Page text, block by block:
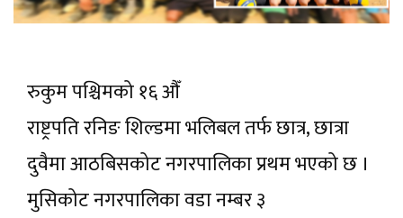
रुकुम पश्चिमको १६ औँ
राष्ट्रपति रनिङ शिल्डमा भलिबल तर्फ छात्र, छात्रा
दुवैमा आठबिसकोट नगरपालिका प्रथम भएको छ ।
मुसिकोट नगरपालिका वडा नम्बर ३